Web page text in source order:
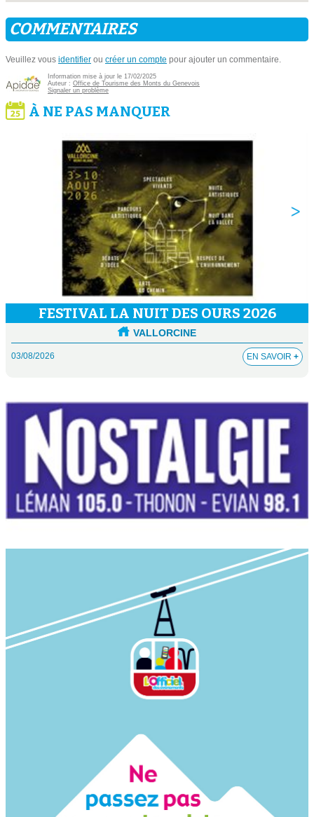
COMMENTAIRES
Veuillez vous identifier ou créer un compte pour ajouter un commentaire.
Information mise à jour le 17/02/2025
Auteur : Office de Tourisme des Monts du Genevois
Signaler un problème
À NE PAS MANQUER
FESTIVAL LA NUIT DES OURS 2026
VALLORCINE
03/08/2026 EN SAVOIR +